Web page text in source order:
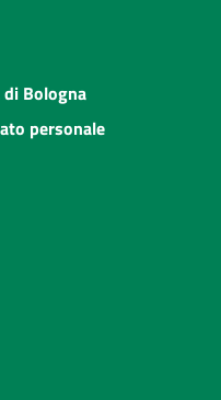
di Bologna
personale